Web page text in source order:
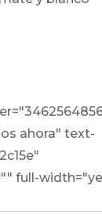
ahora" text-
full-